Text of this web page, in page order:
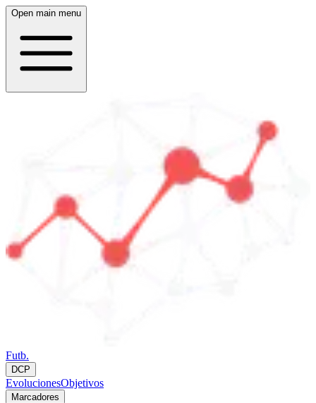
Open main menu
Futb.
DCP
EvolucionesObjetivos
Marcadores